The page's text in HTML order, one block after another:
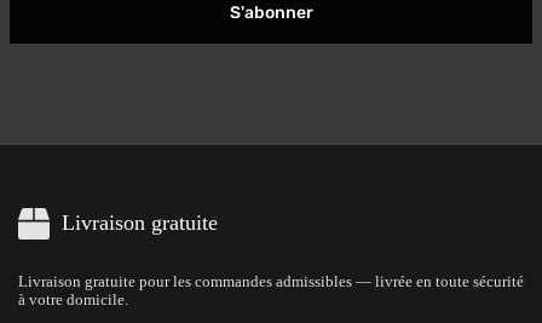
S'abonner
Livraison gratuite
Livraison gratuite pour les commandes admissibles — livrée en toute sécurité
à votre domicile.